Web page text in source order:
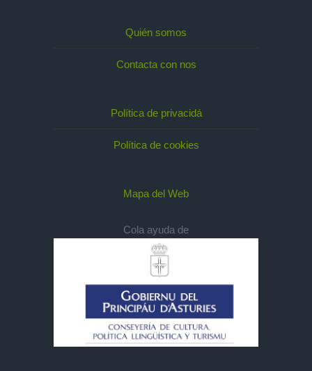
Quién somos
Contacta con nos
Política de privacidá
Política de cookies
Mapa del Web
Cola ayuda de